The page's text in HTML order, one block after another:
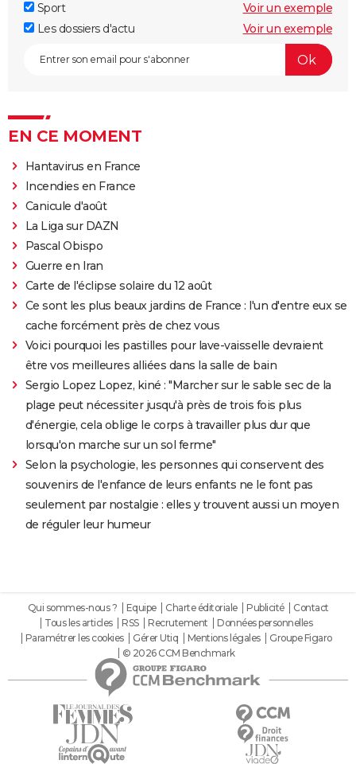
Sport
Voir un exemple
Les dossiers d'actu
Voir un exemple
EN CE MOMENT
Hantavirus en France
Incendies en France
Canicule d'août
La Liga sur DAZN
Pascal Obispo
Guerre en Iran
Carte de l'éclipse solaire du 12 août
Ce sont les plus beaux jardins de France : l'un d'entre eux se
cache forcément près de chez vous
Voici pourquoi les pastilles pour lave-vaisselle devraient
être vos meilleures alliées dans la salle de bain
Sergio Lopez Lopez, kiné : "Marcher sur le sable sec de la
plage peut nécessiter jusqu'à près de trois fois plus
d'énergie, cela oblige le corps à travailler plus dur que
lorsqu'on marche sur un sol ferme"
Selon la psychologie, les personnes qui conservent des
souvenirs de l'enfance de leurs enfants ne le font pas
seulement par nostalgie : elles y trouvent aussi un moyen
de réguler leur humeur
Qui sommes-nous ? Equipe Charte éditoriale Publicité
Contact
Tous les articles
RSS Recrutement
Données personnelles
Paramétrer les cookies
Gérer Utiq Mentions légales
Groupe Figaro
© 2026 CCM Benchmark